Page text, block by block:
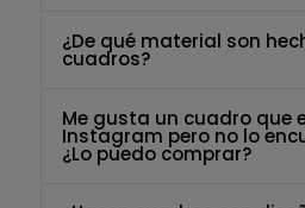
¿De qué material son
cuadros?
Me gusta un cuadro que
Instagram pero no lo
¿Lo puedo comprar?